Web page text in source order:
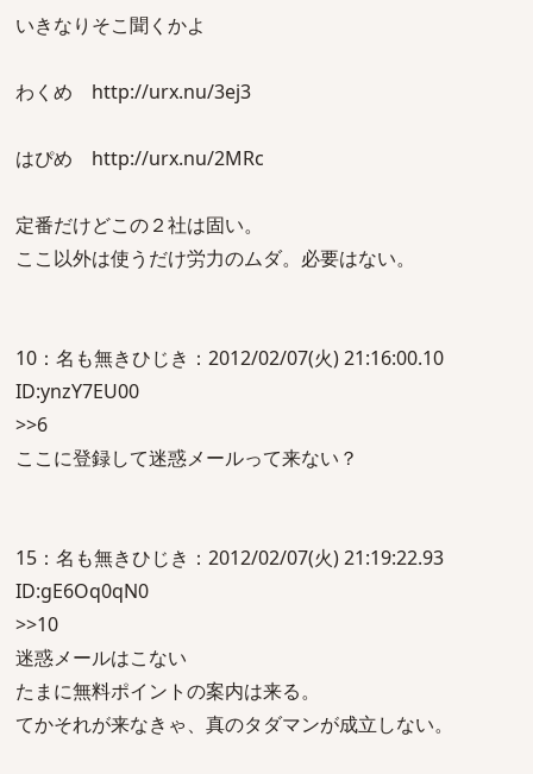
いきなりそこ聞くかよ
わくめ http://urx.nu/3ej3
はぴめ http://urx.nu/2MRc
定番だけどこの２社は固い。
ここ以外は使うだけ労力のムダ。必要はない。
10：名も無きひじき：2012/02/07(火) 21:16:00.10
ID:ynzY7EU00
>>6
ここに登録して迷惑メールって来ない？
15：名も無きひじき：2012/02/07(火) 21:19:22.93
ID:gE6Oq0qN0
>>10
迷惑メールはこない
たまに無料ポイントの案内は来る。
てかそれが来なきゃ、真のタダマンが成立しない。